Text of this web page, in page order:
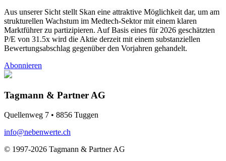
Aus unserer Sicht stellt Skan eine attraktive Möglichkeit dar, um am
strukturellen Wachstum im Medtech-Sektor mit einem klaren
Marktführer zu partizipieren. Auf Basis eines für 2026 geschätzten
P/E von 31.5x wird die Aktie derzeit mit einem substanziellen
Bewertungsabschlag gegenüber den Vorjahren gehandelt.
Abonnieren
Tagmann & Partner AG
Quellenweg 7 • 8856 Tuggen
info@nebenwerte.ch
© 1997-2026 Tagmann & Partner AG